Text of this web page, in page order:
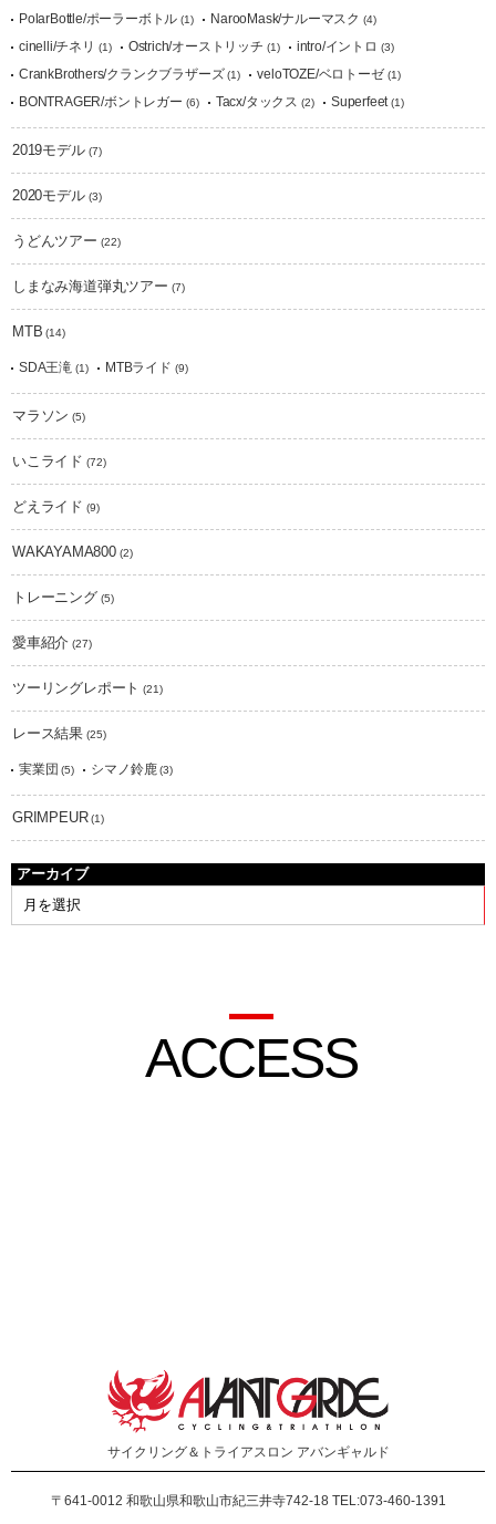
PolarBottle/ポーラーボトル (1) NarooMask/ナルーマスク (4)
cinelli/チネリ (1) Ostrich/オーストリッチ (1) intro/イントロ (3)
CrankBrothers/クランクブラザーズ (1) veloTOZE/ベロトーゼ(1)
BONTRAGER/ボントレガー (6) Tacx/タックス (2) Superfeet (1)
2019モデル(7)
2020モデル(3)
うどんツアー (22)
しまなみ海道弾丸ツアー (7)
MTB (14)
SDA王滝 (1) MTBライド (9)
マラソン (5)
いこライド (72)
どえライド (9)
WAKAYAMA800(2)
トレーニング (5)
愛車紹介 (27)
ツーリングレポート (21)
レース結果 (25)
実業団 (5) シマノ鈴鹿 (3)
GRIMPEUR(1)
アーカイブ
ACCESS
サイクリング＆トライアスロン アバンギャルド
〒641-0012 和歌山県和歌山市紀三井寺742-18 TEL:073-460-1391